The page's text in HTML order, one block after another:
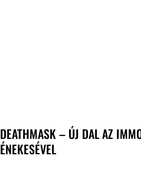
DEATHMASK – ÚJ DAL AZ
ÉNEKESÉVEL